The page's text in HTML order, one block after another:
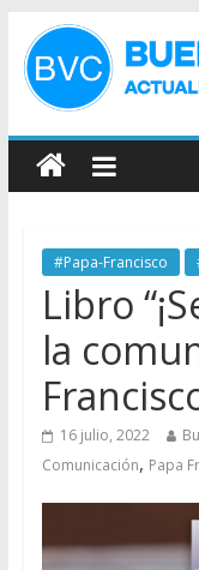
#Papa-Francisco
Libro
la
16 julio, 2022
Comunicación, Papa